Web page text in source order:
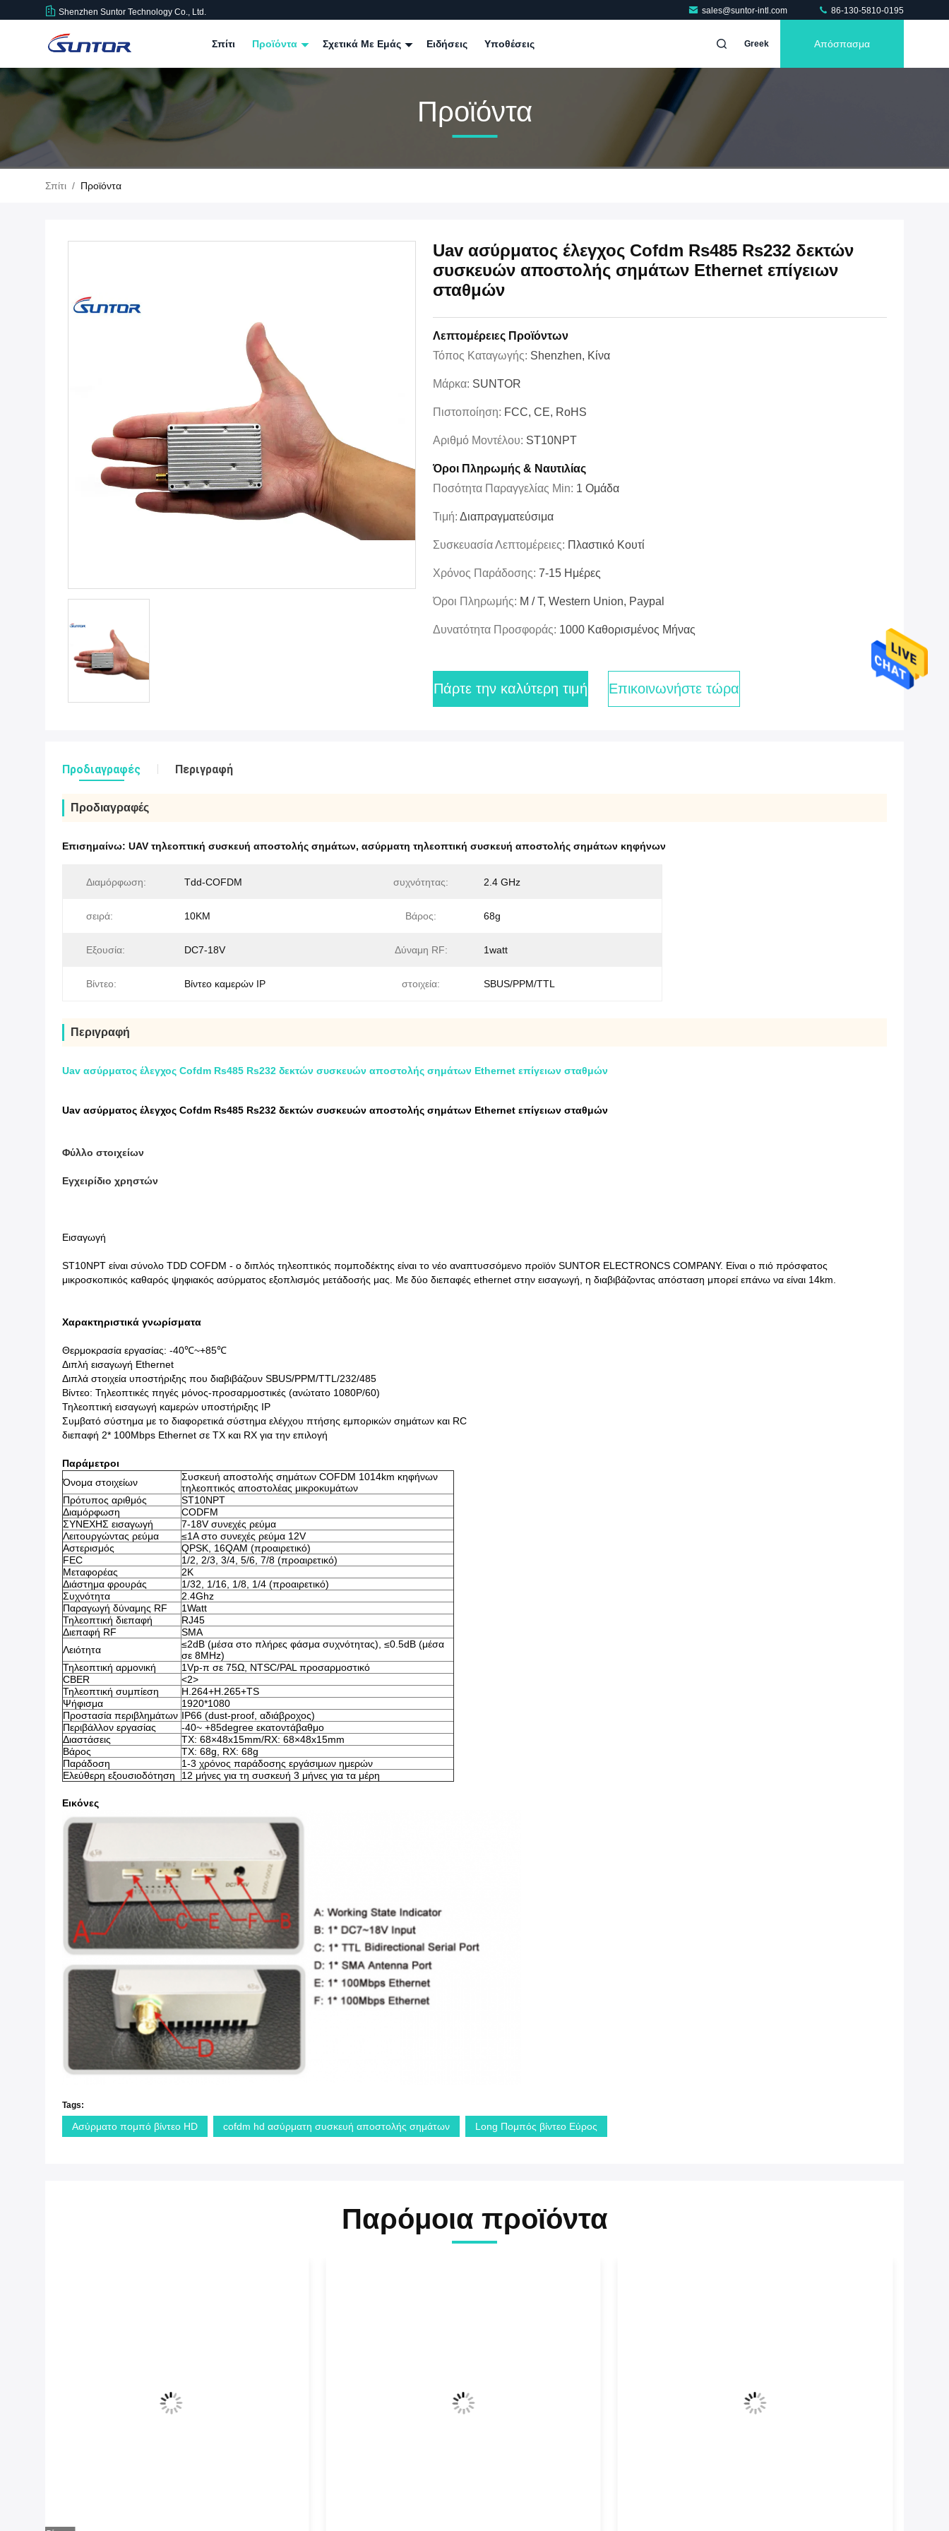
Shenzhen Suntor Technology Co., Ltd. sales@suntor-intl.com 86-130-5810-0195
Σπίτι Προϊόντα Σχετικά Με Εμάς Ειδήσεις Υποθέσεις Greek Απόσπασμα
Προϊόντα
Σπίτι / Προϊόντα
Uav ασύρματος έλεγχος Cofdm Rs485 Rs232 δεκτών
συσκευών αποστολής σημάτων Ethernet επίγειων
σταθμών
Λεπτομέρειες Προϊόντων
Τόπος Καταγωγής: Shenzhen, Κίνα
Μάρκα: SUNTOR
Πιστοποίηση: FCC, CE, RoHS
Αριθμό Μοντέλου: ST10NPT
Όροι Πληρωμής & Ναυτιλίας
Ποσότητα Παραγγελίας Min: 1 Ομάδα
Τιμή: Διαπραγματεύσιμα
Συσκευασία Λεπτομέρειες: Πλαστικό Κουτί
Χρόνος Παράδοσης: 7-15 Ημέρες
Όροι Πληρωμής: Μ / Τ, Western Union, Paypal
Δυνατότητα Προσφοράς: 1000 Καθορισμένος Μήνας
Πάρτε την καλύτερη τιμή Επικοινωνήστε τώρα
Προδιαγραφές Περιγραφή
Προδιαγραφές
Επισημαίνω: UAV τηλεοπτική συσκευή αποστολής σημάτων, ασύρματη τηλεοπτική συσκευή αποστολής σημάτων κηφήνων
Διαμόρφωση: Tdd-COFDM συχνότητας: 2.4 GHz
σειρά: 10KM Βάρος: 68g
Εξουσία: DC7-18V Δύναμη RF: 1watt
Βίντεο: Βίντεο καμερών IP στοιχεία: SBUS/PPM/TTL
Περιγραφή
Uav ασύρματος έλεγχος Cofdm Rs485 Rs232 δεκτών συσκευών αποστολής σημάτων Ethernet επίγειων σταθμών
Uav ασύρματος έλεγχος Cofdm Rs485 Rs232 δεκτών συσκευών αποστολής σημάτων Ethernet επίγειων σταθμών
Φύλλο στοιχείων
Εγχειρίδιο χρηστών
Εισαγωγή
ST10NPT είναι σύνολο TDD COFDM - ο διπλός τηλεοπτικός πομποδέκτης είναι το νέο αναπτυσσόμενο προϊόν SUNTOR ELECTRONCS COMPANY. Είναι ο πιό πρόσφατος
μικροσκοπικός καθαρός ψηφιακός ασύρματος εξοπλισμός μετάδοσής μας. Με δύο διεπαφές ethernet στην εισαγωγή, η διαβιβάζοντας απόσταση μπορεί επάνω να είναι 14km.
Χαρακτηριστικά γνωρίσματα
Θερμοκρασία εργασίας: -40℃~+85℃
Διπλή εισαγωγή Ethernet
Διπλά στοιχεία υποστήριξης που διαβιβάζουν SBUS/PPM/TTL/232/485
Βίντεο: Τηλεοπτικές πηγές μόνος-προσαρμοστικές (ανώτατο 1080P/60)
Τηλεοπτική εισαγωγή καμερών υποστήριξης IP
Συμβατό σύστημα με το διαφορετικά σύστημα ελέγχου πτήσης εμπορικών σημάτων και RC
διεπαφή 2* 100Mbps Ethernet σε TX και RX για την επιλογή
Παράμετροι
Όνομα στοιχείων
Συσκευή αποστολής σημάτων COFDM 1014km κηφήνων
τηλεοπτικός αποστολέας μικροκυμάτων
Πρότυπος αριθμός
ST10NPT
Διαμόρφωση
CODFM
ΣΥΝΕΧΗΣ εισαγωγή
7-18V συνεχές ρεύμα
Λειτουργώντας ρεύμα
≤1A στο συνεχές ρεύμα 12V
Αστερισμός
QPSK, 16QAM (προαιρετικό)
FEC
1/2, 2/3, 3/4, 5/6, 7/8 (προαιρετικό)
Μεταφορέας
2K
Διάστημα φρουράς
1/32, 1/16, 1/8, 1/4 (προαιρετικό)
Συχνότητα
2.4Ghz
Παραγωγή δύναμης RF
1Watt
Τηλεοπτική διεπαφή
RJ45
Διεπαφή RF
SMA
Λειότητα
≤2dB (μέσα στο πλήρες φάσμα συχνότητας), ≤0.5dB (μέσα
σε 8MHz)
Τηλεοπτική αρμονική
1Vp-π σε 75Ω, NTSC/PAL προσαρμοστικό
CBER
<2>
Τηλεοπτική συμπίεση
H.264+H.265+TS
Ψήφισμα
1920*1080
Προστασία περιβλημάτων IP66 (dust-proof, αδιάβροχος)
Περιβάλλον εργασίας
-40~ +85degree εκατοντάβαθμο
Διαστάσεις
TX: 68×48x15mm/RX: 68×48x15mm
Βάρος
TX: 68g, RX: 68g
Παράδοση
1-3 χρόνος παράδοσης εργάσιμων ημερών
Ελεύθερη εξουσιοδότηση
12 μήνες για τη συσκευή 3 μήνες για τα μέρη
Εικόνες
Tags:
Ασύρματο πομπό βίντεο HD cofdm hd ασύρματη συσκευή αποστολής σημάτων Long Πομπός βίντεο Εύρος
Παρόμοια προϊόντα